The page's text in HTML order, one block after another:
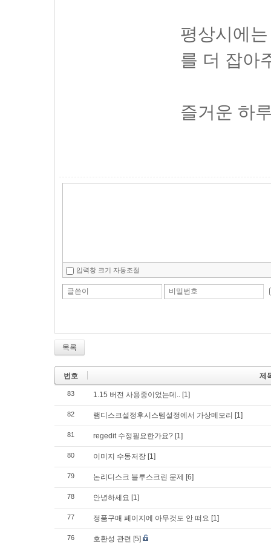
평상시에
를 더 잡아
즐거운 하
입력창 크기 자동조절
글쓴이 비밀번호
목록
번호 제
83 1.15 버전 사용중이었는데.. [1]
82 램디스크설정후시스템설정에서 가상메모리 [1]
81 regedit 수정필요한가요? [1]
80 이미지 수동저장 [1]
79 논리디스크 블루스크린 문제 [6]
78 안녕하세요 [1]
77 정품구매 페이지에 아무것도 안 떠요 [1]
76 호환성 관련 [5]